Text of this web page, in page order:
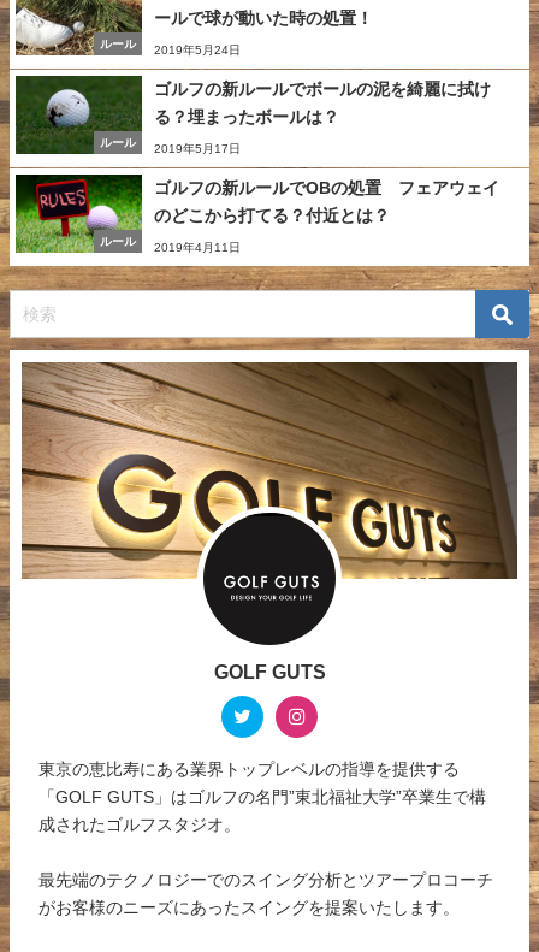
ルール
ールで球が動いた時の処置！
2019年5月24日
ルール
ゴルフの新ルールでボールの泥を綺麗に拭け
る？埋まったボールは？
2019年5月17日
ルール
ゴルフの新ルールでOBの処置 フェアウェイ
のどこから打てる？付近とは？
2019年4月11日
GOLF GUTS
東京の恵比寿にある業界トップレベルの指導を提供する
「GOLF GUTS」はゴルフの名門”東北福祉大学”卒業生で構
成されたゴルフスタジオ。
最先端のテクノロジーでのスイング分析とツアープロコーチ
がお客様のニーズにあったスイングを提案いたします。